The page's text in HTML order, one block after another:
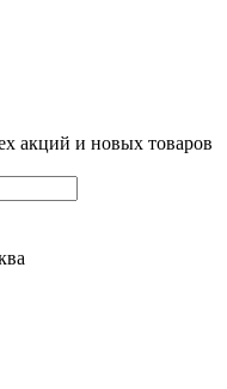
акций и новых товаров